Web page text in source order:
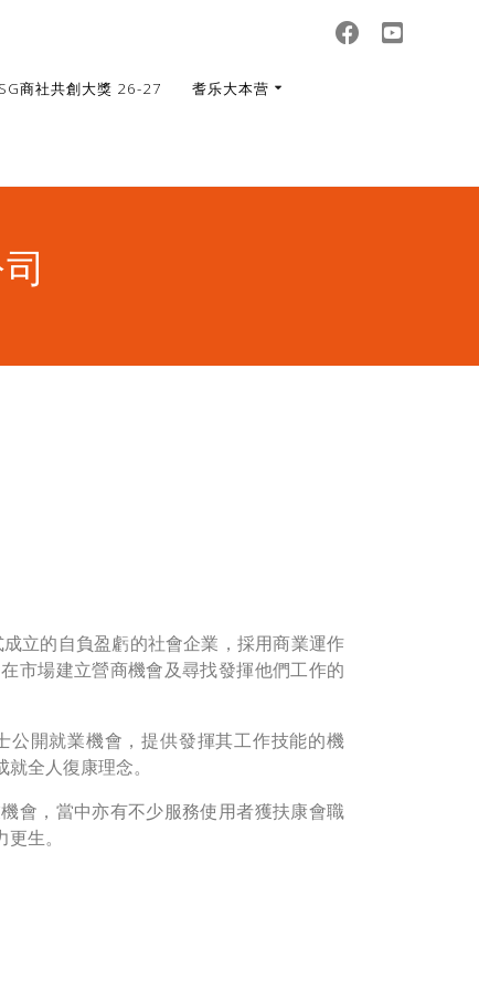
商社共創大獎 26-27 耆乐大本营
立的自負盈虧的社會企業，採用商業運作
市場建立營商機會及尋找發揮他們工作的
開就業機會，提供發揮其工作技能的機
全人復康理念。
會，當中亦有不少服務使用者獲扶康會職
生。